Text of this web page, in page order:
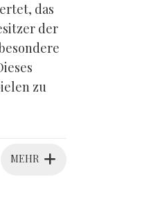
das
der
zu
MEHR